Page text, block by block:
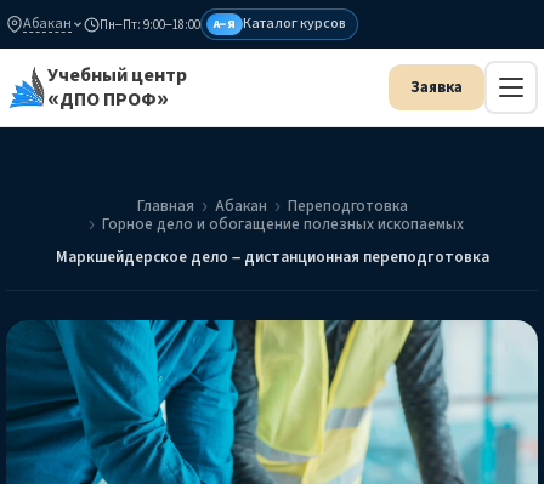
Абакан Пн–Пт: 9:00–18:00 А–Я Каталог курсов
Учебный центр
«ДПО ПРОФ»
Главная Абакан
Переподготовка
Горное дело и обогащение полезных ископаемых
Маркшейдерское дело – дистанционная переподготовка